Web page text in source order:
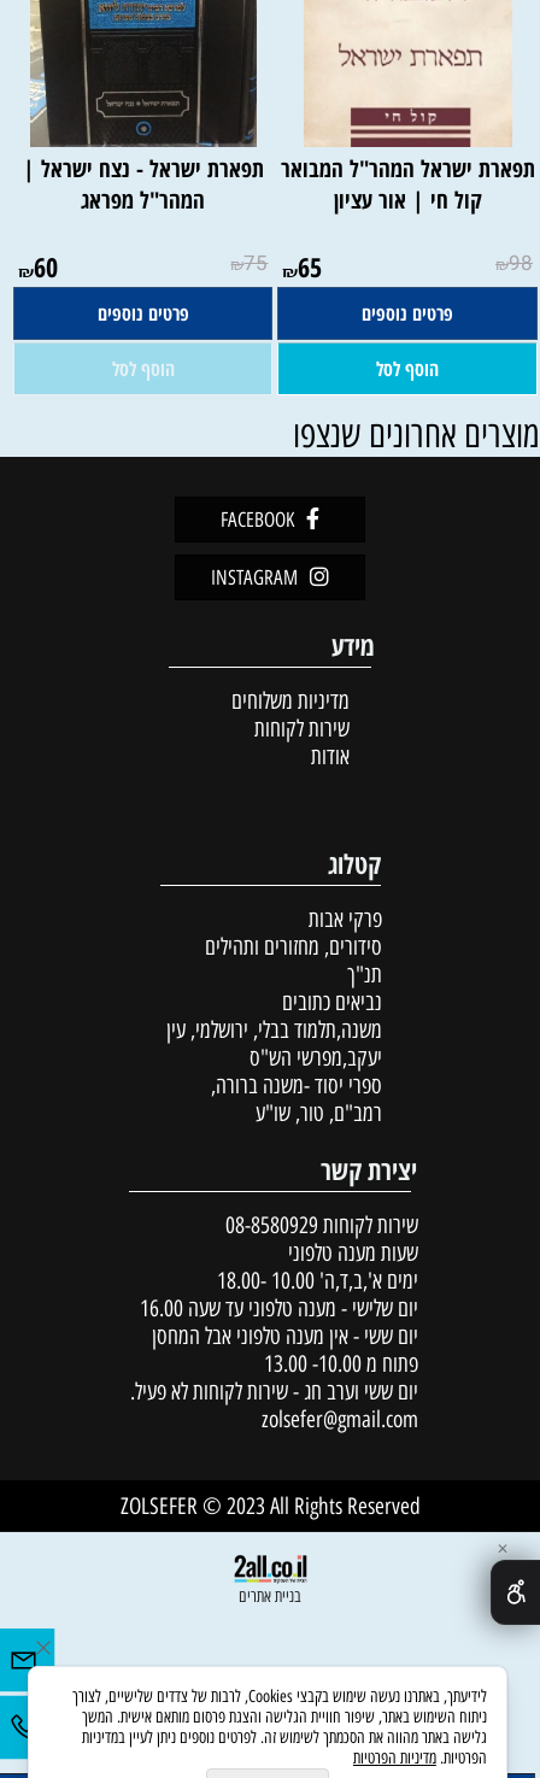
תפארת ישראל המהר"ל המבואר
קול חי | אור עציון
₪98
₪65
פרטים נוספים
הוסף לסל
תפארת ישראל - נצח ישראל |
המהר"ל מפראג
₪75
₪60
פרטים נוספים
הוסף לסל
אחרונים שנצפו
FACEBOOK
INSTAGRAM
מידע
מדיניות משלוחים
שירות לקוחות
אודות
קטלוג
פרקי אבות
סידורים, מחזורים ותהילים
תנ"ך
נביאים כתובים
משנה,תלמוד בבלי, ירושלמי, עין
יעקב,מפרשי הש"ס
ספרי יסוד -משנה ברורה,
רמב"ם, טור, שו"ע
יצירת קשר
שירות לקוחות 08-8580929
שעות מענה טלפוני
ימים א',ב,ד,ה' 10.00 -18.00
יום שלישי - מענה טלפוני עד שעה 16.00
יום ששי - אין מענה טלפוני אבל המחסן
פתוח מ 10.00- 13.00
יום ששי וערב חג - שירות לקוחות לא פעיל.
zolsefer@gmail.com
ZOLSEFER © 2023 All Rights Reserved
בניית אתרים
✕
לידיעתך, באתרנו נעשה שימוש בקבצי Cookies, לרבות של צדדים שלישיים, לצורך
ניתוח השימוש באתר, שיפור חוויית הגלישה והצגת פרסום מותאם אישית. המשך
גלישה באתר מהווה את הסכמתך לשימוש זה. לפרטים נוספים ניתן לעיין במדיניות
הפרטיות. מדיניות הפרטיות